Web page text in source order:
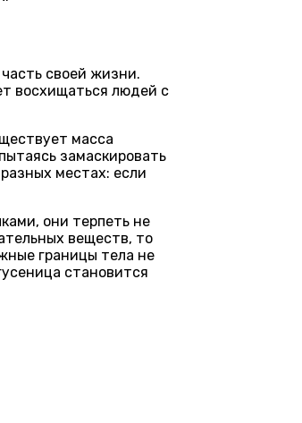
своей жизни.
восхищаться людей с
масса
замаскировать
местах: если
они терпеть не
веществ, то
границы тела не
становится